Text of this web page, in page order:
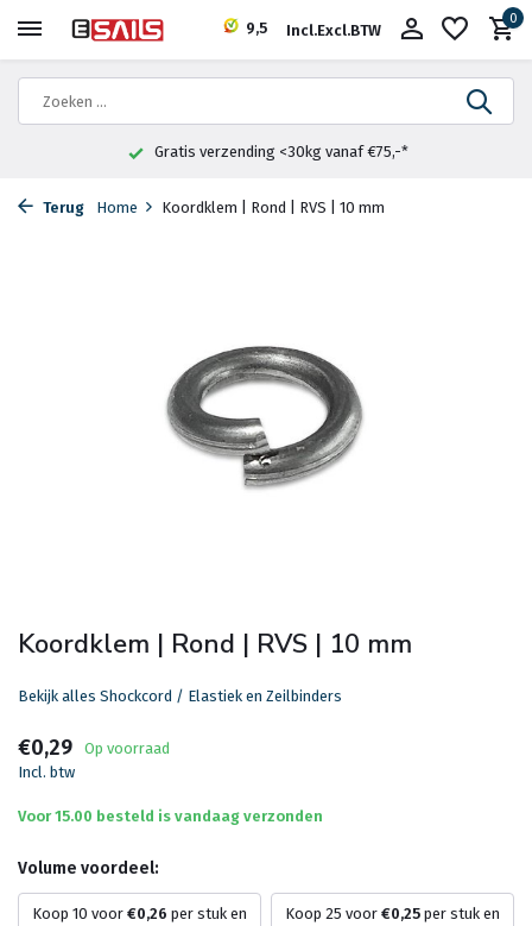
9,5 Incl.Excl.BTW
0
Gratis verzending <30kg vanaf €75,-*
Terug Home Koordklem | Rond | RVS | 10 mm
Koordklem | Rond | RVS | 10 mm
Bekijk alles Shockcord / Elastiek en Zeilbinders
€0,29
Op voorraad
Incl. btw
Voor 15.00 besteld is vandaag verzonden
Volume voordeel:
Koop 10 voor €0,26 per stuk en
Koop 25 voor €0,25 per stuk en